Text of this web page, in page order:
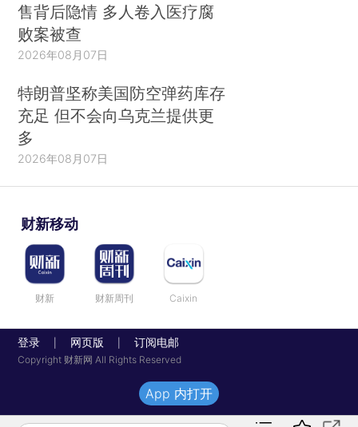
售背后隐情 多人卷入医疗腐
败案被查
2026年08月07日
特朗普坚称美国防空弹药库存
充足 但不会向乌克兰提供更
多
2026年08月07日
财新移动
财新 财新周刊 Caixin
登录 网页版 订阅电邮
Copyright 财新网 All Rights Reserved
App 内打开